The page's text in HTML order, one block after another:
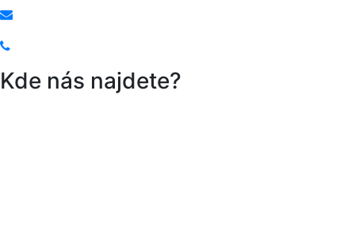
recepce@hotelgreenparadise.cz
Kde nás najdete?